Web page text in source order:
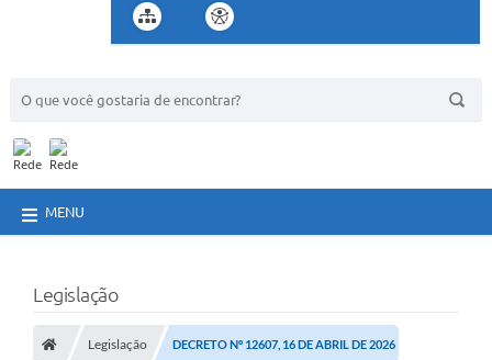
MENU
Legislação
Legislação DECRETO Nº 12607, 16 DE ABRIL DE 2026